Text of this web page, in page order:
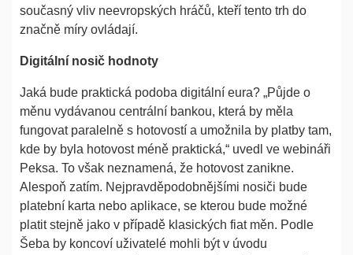
současný vliv neevropských hráčů, kteří tento trh do
značně míry ovládají.
Digitální nosič hodnoty
Jaká bude praktická podoba digitální eura? „Půjde o
měnu vydávanou centrální bankou, která by měla
fungovat paralelně s hotovostí a umožnila by platby tam,
kde by byla hotovost méně praktická,“ uvedl ve webináři
Peksa. To však neznamená, že hotovost zanikne.
Alespoň zatím. Nejpravděpodobnějšími nosiči bude
platební karta nebo aplikace, se kterou bude možné
platit stejně jako v případě klasických fiat měn. Podle
Šeba by koncoví uživatelé mohli být v úvodu